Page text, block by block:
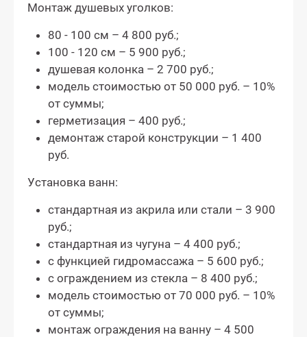
Монтаж душевых уголков:
80 - 100 см – 4 800 руб.;
100 - 120 см – 5 900 руб.;
душевая колонка – 2 700 руб.;
модель стоимостью от 50 000 руб. – 10%
от суммы;
герметизация – 400 руб.;
демонтаж старой конструкции – 1 400
руб.
Установка ванн:
стандартная из акрила или стали – 3 900
руб.;
стандартная из чугуна – 4 400 руб.;
с функцией гидромассажа – 5 600 руб.;
с ограждением из стекла – 8 400 руб.;
модель стоимостью от 70 000 руб. – 10%
от суммы;
монтаж ограждения на ванну – 4 500